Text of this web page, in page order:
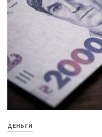
ДЕНЬГИ